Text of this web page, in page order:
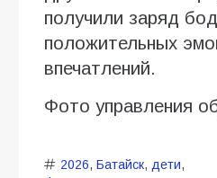
получили заряд
положительных
впечатлений.
Фото управления
2026, Батайск, дети,